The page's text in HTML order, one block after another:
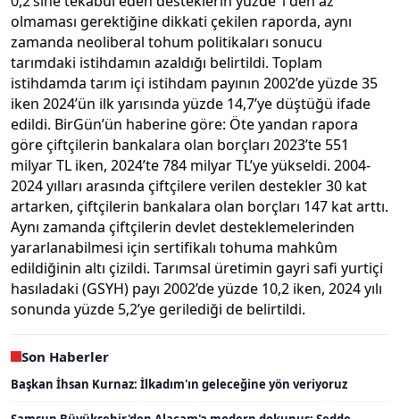
olmaması gerektiğine dikkati çekilen raporda, aynı
zamanda neoliberal tohum politikaları sonucu
tarımdaki istihdamın azaldığı belirtildi. Toplam
istihdamda tarım içi istihdam payının 2002’de yüzde 35
iken 2024’ün ilk yarısında yüzde 14,7’ye düştüğü ifade
edildi. BirGün’ün haberine göre: Öte yandan rapora
göre çiftçilerin bankalara olan borçları 2023’te 551
milyar TL iken, 2024’te 784 milyar TL’ye yükseldi. 2004-
2024 yılları arasında çiftçilere verilen destekler 30 kat
artarken, çiftçilerin bankalara olan borçları 147 kat arttı.
Aynı zamanda çiftçilerin devlet desteklemelerinden
yararlanabilmesi için sertifikalı tohuma mahkûm
edildiğinin altı çizildi. Tarımsal üretimin gayri safi yurtiçi
hasıladaki (GSYH) payı 2002’de yüzde 10,2 iken, 2024 yılı
sonunda yüzde 5,2’ye gerilediği de belirtildi.
Son Haberler
Başkan İhsan Kurnaz: İlkadım'ın geleceğine yön veriyoruz